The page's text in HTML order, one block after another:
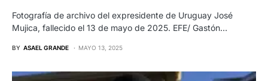
Fotografía de archivo del expresidente de Uruguay José
Mujica, fallecido el 13 de mayo de 2025. EFE/ Gastón…
BY ASAEL GRANDE MAYO 13, 2025